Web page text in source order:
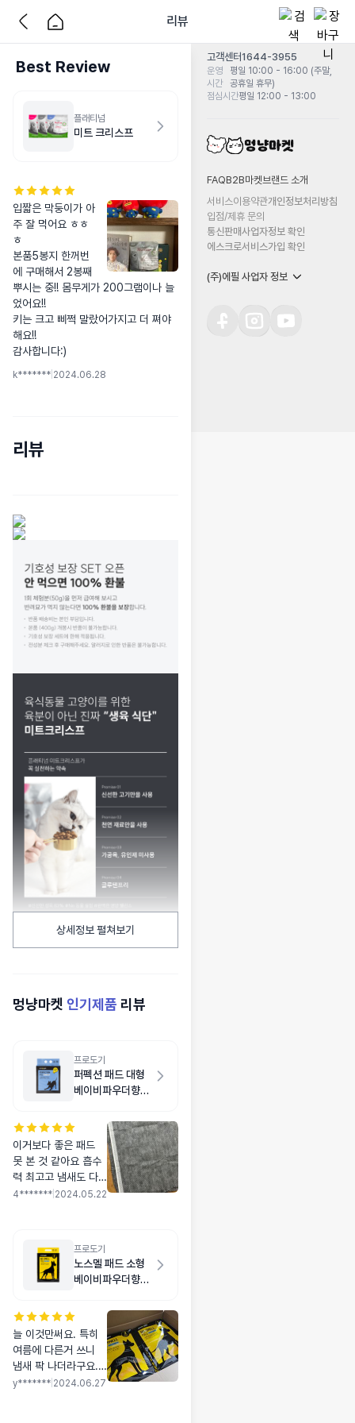
리뷰
Best Review
플래티넘
미트 크리스프
입짧은 막둥이가 아
주 잘 먹어요 ㅎㅎ
ㅎ
본품5봉지 한꺼번
에 구매해서 2봉째
뿌시는 중!! 몸무게가 200그램이나 늘
었어요!!
키는 크고 삐쩍 말랐어가지고 더 쪄야
해요!!
감사합니다:)
k******* 2024.06.28
리뷰
상세정보 펼쳐보기
멍냥마켓 인기제품 리뷰
프로도기
퍼펙션 패드 대형
베이비파우더향
이거보다 좋은 패드
못 본 것 같아요 흡수
력 최고고 냄새도 다
른 패드에 비해서 확
4******* 2024.05.22
프로도기
노스멜 패드 소형
베이비파우더향
늘 이것만써요. 특히
여름에 다른거 쓰니
냄새 팍 나더라구요.
노스멜패드가 확실히
y******* 2024.06.27
고객센터1644-3955
운영
시간
평일 10:00 - 16:00 (주말,
공휴일 휴무)
점심시간평일 12:00 - 13:00
FAQB2B마켓 브랜드 소개
서비스이용약관개인정보처리방침
입점/제휴 문의
통신판매사업자정보 확인
에스크로서비스가입 확인
(주)에필 사업자 정보